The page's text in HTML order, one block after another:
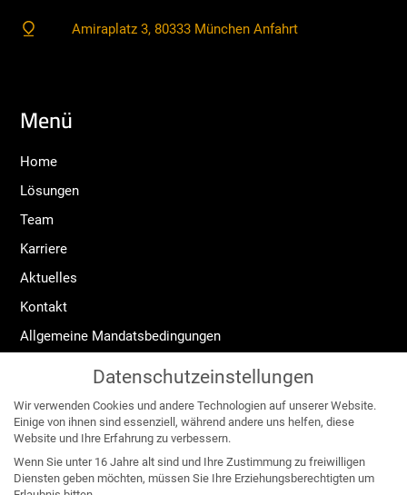
Amiraplatz 3, 80333 München Anfahrt
Menü
Home
Lösungen
Team
Karriere
Aktuelles
Kontakt
Allgemeine Mandatsbedingungen
Datenschutzerklärung
Angebote für:
Datenschutzeinstellungen
Wir verwenden Cookies und andere Technologien auf unserer Website.
Einige von ihnen sind essenziell, während andere uns helfen, diese
Website und Ihre Erfahrung zu verbessern.
Wenn Sie unter 16 Jahre alt sind und Ihre Zustimmung zu freiwilligen
Diensten geben möchten, müssen Sie Ihre Erziehungsberechtigten um